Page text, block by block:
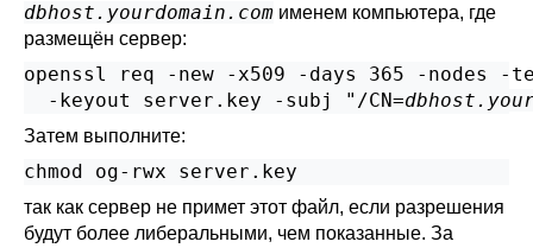
dbhost.yourdomain.com именем компьютера, где
размещён сервер:
openssl req -new -x509 -days 365 -nodes
  -keyout server.key -subj "/CN=
Затем выполните:
chmod og-rwx server.key
так как сервер не примет этот файл, если разрешения
будут более либеральными, чем показанные. За